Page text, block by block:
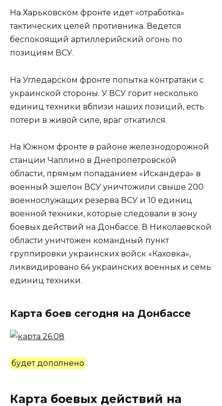
На Харьковском фронте идет «отработка»
тактических целей противника. Ведется
беспокоящий артиллерийский огонь по
позициям ВСУ.
На Угледарском фронте попытка контратаки с
украинской стороны. У ВСУ горит несколько
единиц техники вблизи наших позиций, есть
потери в живой силе, враг откатился.
На Южном фронте в районе железнодорожной
станции Чаплино в Днепропетровской
области, прямым попаданием «Искандера» в
военный эшелон ВСУ уничтожили свыше 200
военнослужащих резерва ВСУ и 10 единиц
военной техники, которые следовали в зону
боевых действий на Донбассе. В Николаевской
области уничтожен командный пункт
группировки украинских войск «Каховка»,
ликвидировано 64 украинских военных и семь
единиц техники.
Карта боев сегодня на Донбассе
будет дополнено
Карта боевых действий на